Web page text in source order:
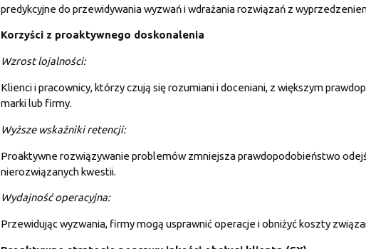
predykcyjne do przewidywania wyzwań i wdrażania rozwiązań z
Korzyści z proaktywnego doskonalenia
Wzrost lojalności:
Klienci i pracownicy, którzy czują się rozumiani i doceniani, z większym
marki lub firmy.
Wyższe wskaźniki retencji:
Proaktywne rozwiązywanie problemów zmniejsza prawdopodobieństwo
nierozwiązanych kwestii.
Wydajność operacyjna:
Przewidując wyzwania, firmy mogą usprawnić operacje i obniżyć koszty